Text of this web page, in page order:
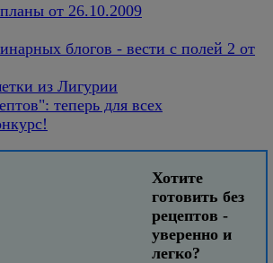
от 26.10.2009
блогов - вести с полей 2 от
из Лигурии
теперь для всех
Хотите
готовить без
рецептов -
уверенно и
легко?